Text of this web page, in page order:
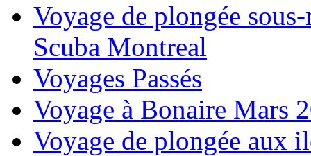
Voyage de plongée
Scuba Montreal
Voyages Passés
Voyage à Bonaire Mars
Voyage de plongée aux